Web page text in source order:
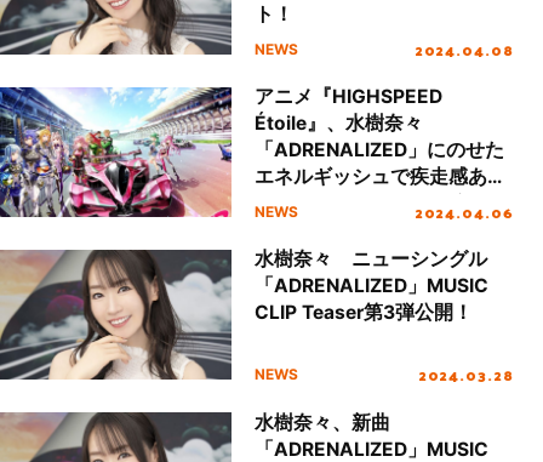
ト！
NEWS 2024.04.08
アニメ『HIGHSPEED
Étoile』、水樹奈々
「ADRENALIZED」にのせた
エネルギッシュで疾走感あふ
れるノンクレジットOP解
NEWS 2024.04.06
水樹奈々 ニューシングル
「ADRENALIZED」MUSIC
CLIP Teaser第3弾公開！
NEWS 2024.03.28
水樹奈々、新曲
「ADRENALIZED」MUSIC